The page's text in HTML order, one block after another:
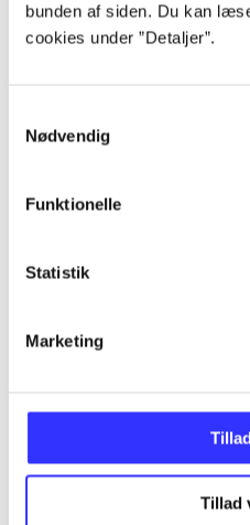
bunden af siden. Du kan
cookies under ”Detaljer”.
Nødvendig
Funktionelle
Statistik
Marketing
Tillad
Værkerne er
Udgivet i undefined
Værkerne er